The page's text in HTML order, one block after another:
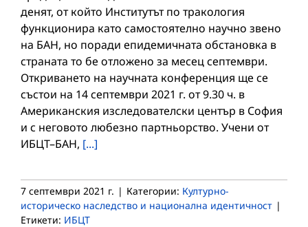
денят, от който Институтът по тракология
функционира като самостоятелно научно звено
на БАН, но поради епидемичната обстановка в
страната то бе отложено за месец септември.
Откриването на научната конференция ще се
състои на 14 септември 2021 г. от 9.30 ч. в
Американския изследователски център в София
и с неговото любезно партньорство. Учени от
ИБЦТ–БАН, [...]
7 септември 2021 г. | Категории: Културно-
историческо наследство и национална идентичност |
Етикети: ИБЦТ